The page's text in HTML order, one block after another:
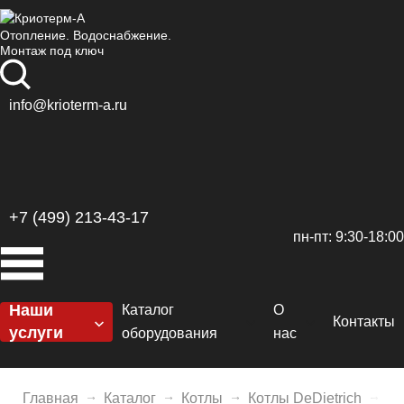
Отопление. Водоснабжение.
Монтаж под ключ
info@krioterm-a.ru
+7 (499) 213-43-17
пн-пт: 9:30-18:00
Наши
услуги
Отопление
Каталог
оборудования
Котлы
О
нас
Сертификаты
Контакты
Главная Каталог Котлы Котлы DeDietrich